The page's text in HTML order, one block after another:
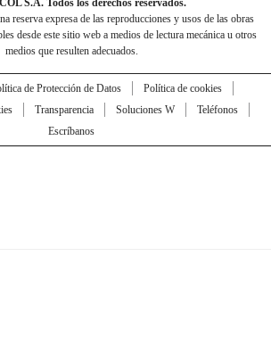
S.A. Todos los derechos reservados.
reserva expresa de las reproducciones y usos de las obras
desde este sitio web a medios de lectura mecánica u otros
medios que resulten adecuados.
de Protección de Datos
Política de cookies
Transparencia Soluciones W
Teléfonos
Escríbanos